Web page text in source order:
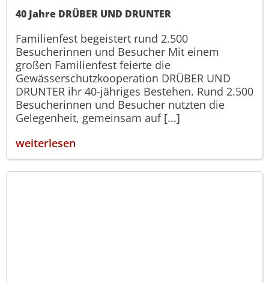
40 Jahre DRÜBER UND DRUNTER
Familienfest begeistert rund 2.500
Besucherinnen und Besucher Mit einem
großen Familienfest feierte die
Gewässerschutzkooperation DRÜBER UND
DRUNTER ihr 40-jähriges Bestehen. Rund 2.500
Besucherinnen und Besucher nutzten die
Gelegenheit, gemeinsam auf [...]
weiterlesen